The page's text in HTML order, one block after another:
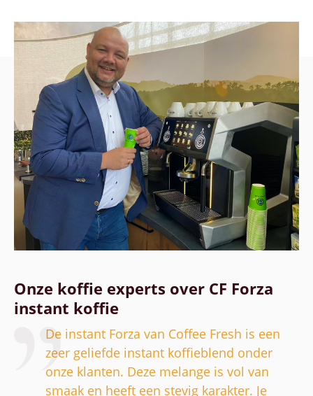
Onze koffie experts over CF Forza
instant koffie
De instant Forza van Coffee Fresh is een
zeer geliefde instant koffieblend onder
onze klanten. Deze melange is vol van
smaak en heeft een stevig karakter. Je